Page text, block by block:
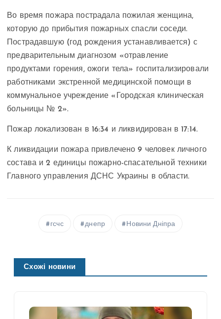
Во время пожара пострадала пожилая женщина,
которую до прибытия пожарных спасли соседи.
Пострадавшую (год рождения устанавливается) с
предварительным диагнозом «отравление
продуктами горения, ожоги тела» госпитализировали
работниками экстренной медицинской помощи в
коммунальное учреждение «Городская клиническая
больницы № 2».
Пожар локализован в 16:34 и ликвидирован в 17:14.
К ликвидации пожара привлечено 9 человек личного
состава и 2 единицы пожарно-спасательной техники
Главного управления ДСНС Украины в области.
гсчс днепр Новини Дніпра
Схожі новини